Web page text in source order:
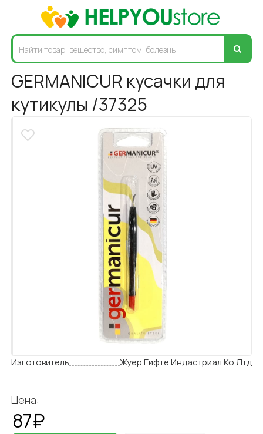
GERMANICUR кусачки для
кутикулы /37325
Изготовитель Жуер Гифте Индастриал Ко Лтд
Цена:
87₽